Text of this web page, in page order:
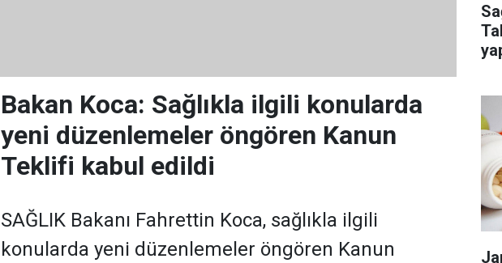
Bakan Koca: Sağlıkla ilgili konularda
yeni düzenlemeler öngören Kanun
Teklifi kabul edildi
SAĞLIK Bakanı Fahrettin Koca, sağlıkla ilgili
konularda yeni düzenlemeler öngören Kanun